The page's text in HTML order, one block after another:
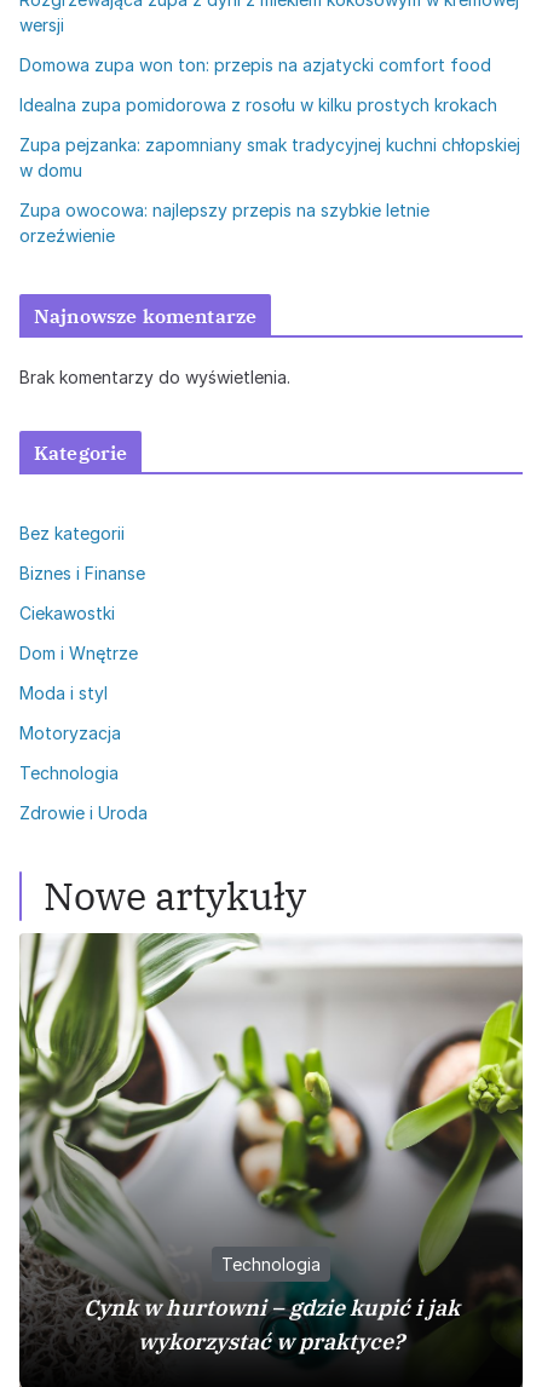
wersji
Domowa zupa won ton: przepis na azjatycki comfort food
Idealna zupa pomidorowa z rosołu w kilku prostych krokach
Zupa pejzanka: zapomniany smak tradycyjnej kuchni chłopskiej
w domu
Zupa owocowa: najlepszy przepis na szybkie letnie
orzeźwienie
Najnowsze komentarze
Brak komentarzy do wyświetlenia.
Kategorie
Bez kategorii
Biznes i Finanse
Ciekawostki
Dom i Wnętrze
Moda i styl
Motoryzacja
Technologia
Zdrowie i Uroda
Nowe artykuły
Technologia
Cynk w hurtowni – gdzie kupić i jak
wykorzystać w praktyce?